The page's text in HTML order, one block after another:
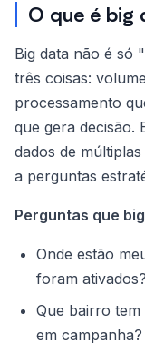
O que é
Big data não é só
três coisas:
processamento
que gera decisão.
dados de
a perguntas
Perguntas que
Onde estão
foram ativados?
Que bairro
em campanha?